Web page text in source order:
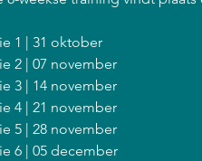
1 | 31 oktober
2 | 07 november
3 | 14 november
4 | 21 november
5 | 28 november
6 | 05 december